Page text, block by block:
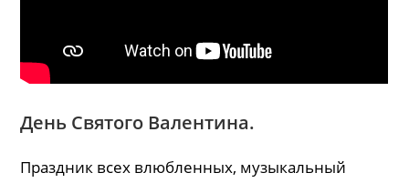
День Святого Валентина.
Праздник всех влюбленных, музыкальный